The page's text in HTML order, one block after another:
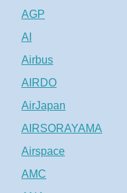
AGP
AI
Airbus
AIRDO
AirJapan
AIRSORAYAMA
Airspace
AMC